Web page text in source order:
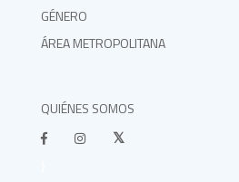
GÉNERO
ÁREA METROPOLITANA
QUIÉNES SOMOS